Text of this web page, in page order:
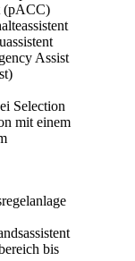
(pACC)
Assist
Selection
mit einem
bis